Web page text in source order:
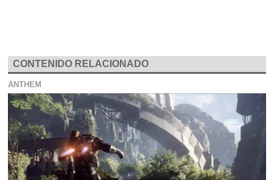
CONTENIDO RELACIONADO
ANTHEM